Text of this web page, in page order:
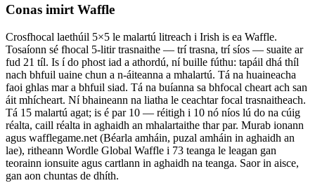
Conas imirt Waffle
Crosfhocal laethúil 5×5 le malartú litreach i Irish is ea Waffle.
Tosaíonn sé fhocal 5-litir trasnaithe — trí trasna, trí síos — suaite ar
fud 21 tíl. Is í do phost iad a athordú, ní buille fúthu: tapáil dhá thíl
nach bhfuil uaine chun a n-áiteanna a mhalartú. Tá na huaineacha
faoi ghlas mar a bhfuil siad. Tá na buíanna sa bhfocal cheart ach san
áit mhícheart. Ní bhaineann na liatha le ceachtar focal trasnaitheach.
Tá 15 malartú agat; is é par 10 — réitigh i 10 nó níos lú do na cúig
réalta, caill réalta in aghaidh an mhalartaithe thar par. Murab ionann
agus wafflegame.net (Béarla amháin, puzal amháin in aghaidh an
lae), ritheann Wordle Global Waffle i 73 teanga le leagan gan
teorainn ionsuite agus cartlann in aghaidh na teanga. Saor in aisce,
gan aon chuntas de dhíth.